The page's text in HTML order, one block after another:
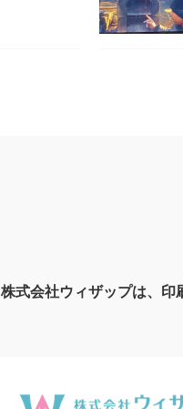
株式会社ウィザップは、印